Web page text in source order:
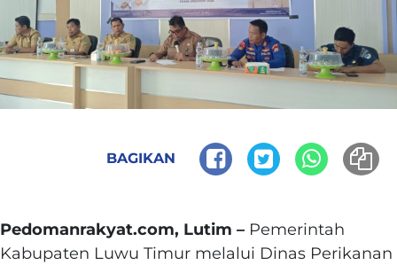
BAGIKAN
Pedomanrakyat.com, Lutim – ‎Pemerintah
Kabupaten Luwu Timur melalui Dinas Perikanan